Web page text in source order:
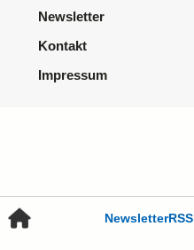
NewsletterRSS
Newsletter
Kontakt
Impressum